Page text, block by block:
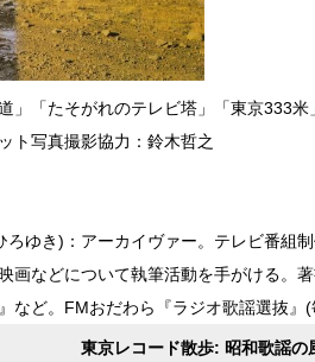
」「たそがれのテレビ塔」「東京333
ト写真撮影協力：鈴木哲之
ろゆき)：アーカイヴァー。テレビ番組
画などについて執筆活動を手がける。
など。FMおだわら『ラジオ歌謡選抜』(
東京レコード散歩: 昭和歌謡